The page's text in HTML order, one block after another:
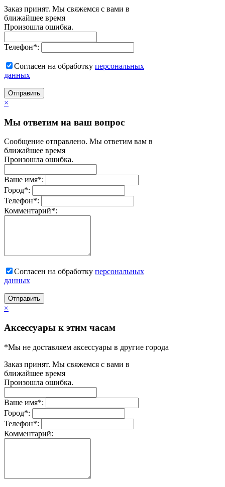
Заказ принят. Мы свяжемся с вами в
ближайшее время
Произошла ошибка.
Телефон*:
Согласен на обработку персональныx
данных
Отправить
×
Мы ответим на ваш вопрос
Сообщение отправлено. Мы ответим вам в
ближайшее время
Произошла ошибка.
Ваше имя*:
Город*:
Телефон*:
Комментарий*:
Согласен на обработку персональныx
данных
Отправить
×
Аксессуары к этим часам
*Мы не доставляем аксессуары в другие города
Заказ принят. Мы свяжемся с вами в
ближайшее время
Произошла ошибка.
Ваше имя*:
Город*:
Телефон*:
Комментарий: